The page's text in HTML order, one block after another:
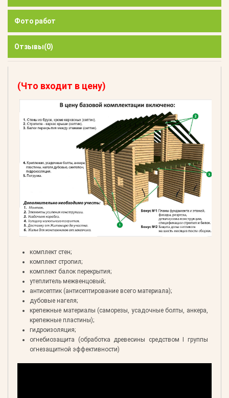
Фото работ
Отзывы(0)
(Что входит в цену)
комплект стен;
комплект стропил;
комплект балок перекрытия;
утеплитель межвенцовый;
антисептик (антисептирование всего материала);
дубовые нагеля;
крепежные материалы (саморезы, усадочные болты, анкера,
крепежные пластины);
гидроизоляция;
огнебиозащита (обработка древесины средством I группы
огнезащитной эффективности)